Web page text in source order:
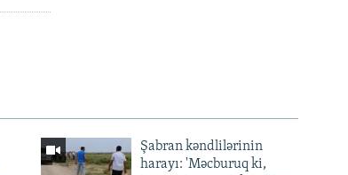
Şabran kəndlilərinin
harayı: 'Məcburuq ki,